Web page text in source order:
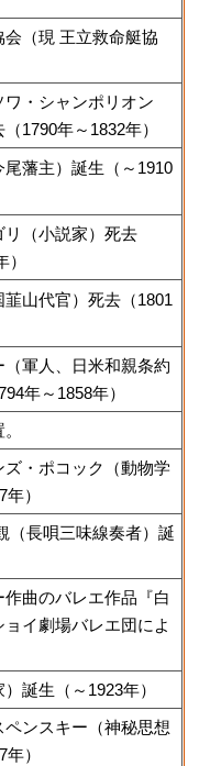
（現 王立救命艇協
・シャンポリオン
1790年～1832年）
藩主）誕生（～1910
リ（小説家）死去
山代官）死去（1801
軍人、日米和親条約
年～1858年）
ズ・ポコック（動物学
）
（長唄三味線奏者）誕
曲のバレエ作品『白
イ劇場バレエ団によ
誕生（～1923年）
ペンスキー（神秘思想
）